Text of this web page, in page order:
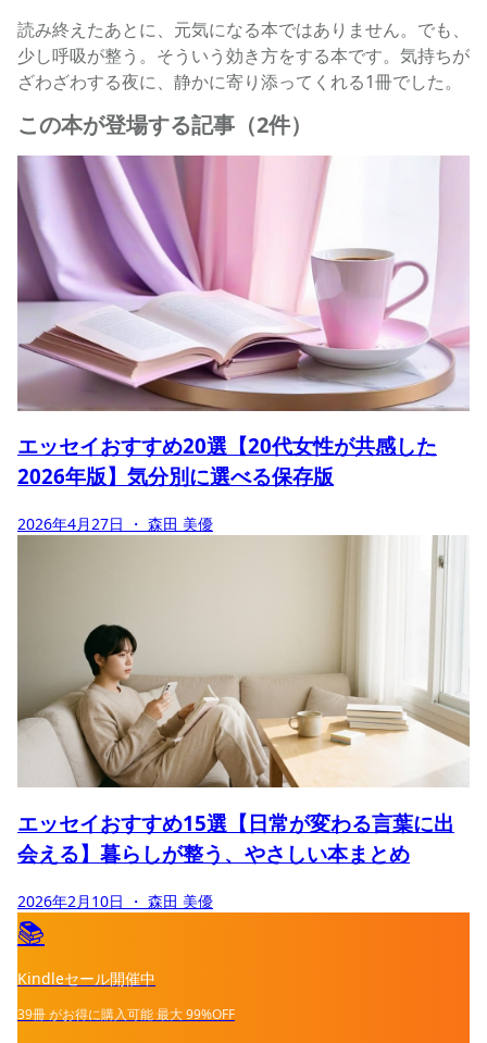
読み終えたあとに、元気になる本ではありません。でも、
少し呼吸が整う。そういう効き方をする本です。気持ちが
ざわざわする夜に、静かに寄り添ってくれる1冊でした。
この本が登場する記事（2件）
エッセイおすすめ20選【20代女性が共感した
2026年版】気分別に選べる保存版
2026年4月27日 ・ 森田 美優
エッセイおすすめ15選【日常が変わる言葉に出
会える】暮らしが整う、やさしい本まとめ
2026年2月10日 ・ 森田 美優
📚
Kindleセール開催中
39冊がお得に購入可能最大99%OFF